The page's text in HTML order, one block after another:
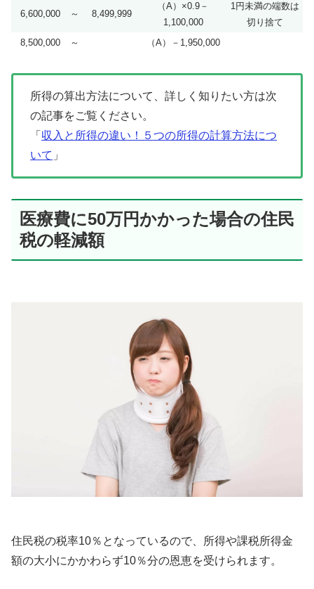
6,600,000 ～ 8,499,999
（A）×0.9－
1,100,000
1円未満の端数は
切り捨て
8,500,000
～ （A）－1,950,000
所得の算出方法について、詳しく知りたい方は次
の記事をご覧ください。
「 収入と所得の違い！５つの所得の計算方法につ
いて 」
医療費に50万円かかった場合の住民
税の軽減額
住民税の税率10％となっているので、所得や課税所得金
額の大小にかかわらず10％分の恩恵を受けられます。